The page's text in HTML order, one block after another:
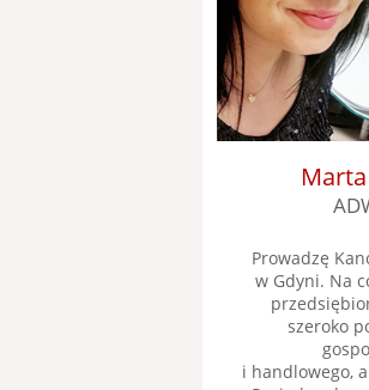
Prowadzę
w Gdyni. Na
szeroko
i handlowego,